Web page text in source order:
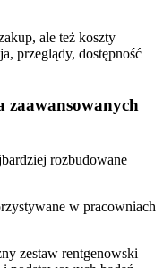
ale też koszty
przeglądy, dostępność
zaawansowanych
rozbudowane
w pracowniach
zestaw rentgenowski